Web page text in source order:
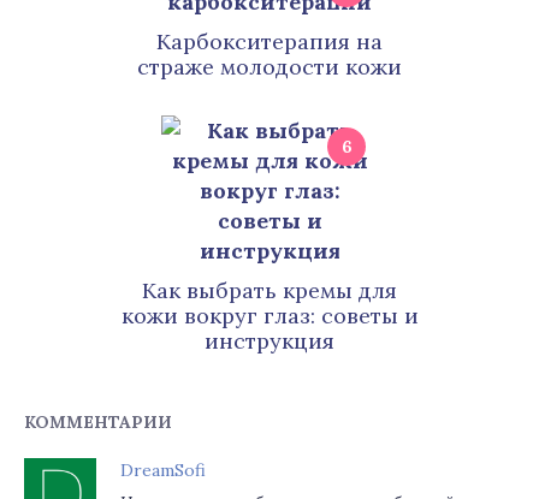
Карбокситерапия на
страже молодости кожи
6
Как выбрать кремы для
кожи вокруг глаз: советы и
инструкция
КОММЕНТАРИИ
DreamSofi